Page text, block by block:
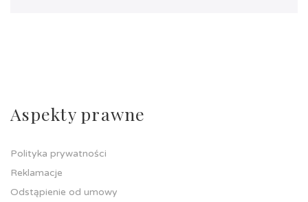
Aspekty prawne
Polityka prywatności
Reklamacje
Odstąpienie od umowy